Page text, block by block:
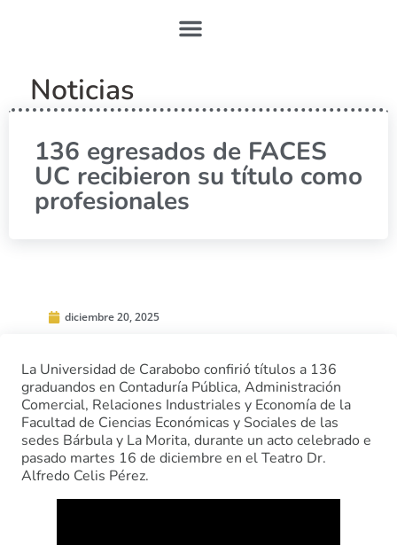
Noticias
136 egresados de FACES
UC recibieron su título como
profesionales
diciembre 20, 2025
La Universidad de Carabobo confirió títulos a 136
graduandos en Contaduría Pública, Administración
Comercial, Relaciones Industriales y Economía de la
Facultad de Ciencias Económicas y Sociales de las
sedes Bárbula y La Morita, durante un acto celebrado e
pasado martes 16 de diciembre en el Teatro Dr.
Alfredo Celis Pérez.